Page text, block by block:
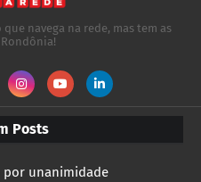
que navega na rede, mas tem as
Posts
por unanimidade